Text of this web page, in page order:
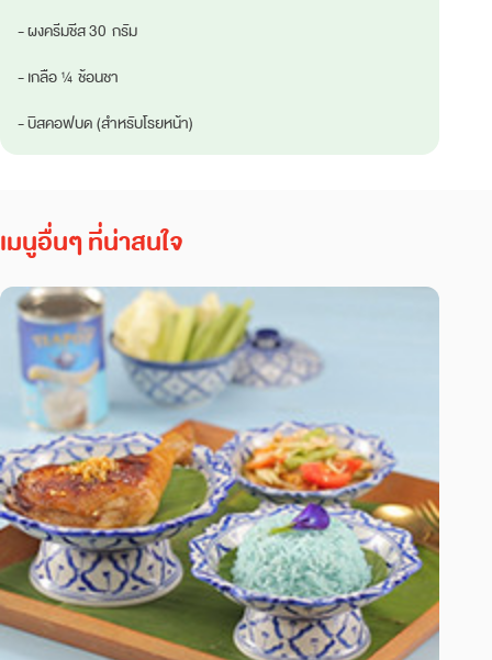
- ผงครีมชีส 30 กรัม
- เกลือ ¼ ช้อนชา
- บิสคอฟบด (สำหรับโรยหน้า)
เมนูอื่นๆ ที่น่าสนใจ